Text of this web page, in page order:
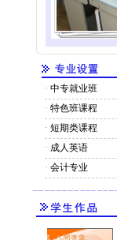
· 中专就业班
· 特色班课程
· 短期类课程
· 成人英语
· 会计专业